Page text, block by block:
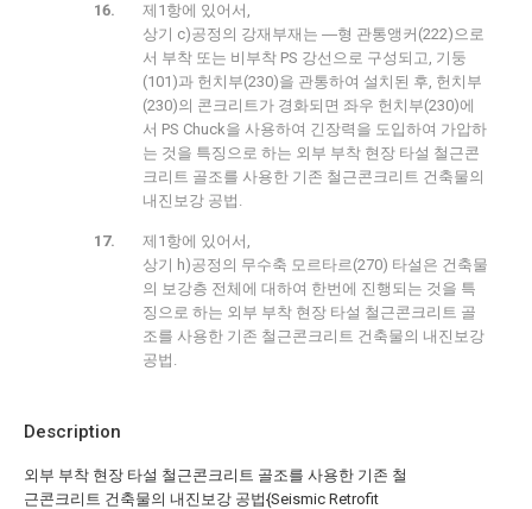
Description
외부 부착 현장 타설 철근콘크리트 골조를 사용한 기존 철
근콘크리트 건축물의 내진보강 공법{Seismic Retrofit
제1항에 있어서,
상기 c)공정의 강재부재는 ―형 관통앵커(222)으로
서 부착 또는 비부착 PS 강선으로 구성되고, 기둥
(101)과 헌치부(230)을 관통하여 설치된 후, 헌치부
(230)의 콘크리트가 경화되면 좌우 헌치부(230)에
서 PS Chuck을 사용하여 긴장력을 도입하여 가압하
는 것을 특징으로 하는 외부 부착 현장 타설 철근콘
크리트 골조를 사용한 기존 철근콘크리트 건축물의
내진보강 공법.
제1항에 있어서,
상기 h)공정의 무수축 모르타르(270) 타설은 건축물
의 보강층 전체에 대하여 한번에 진행되는 것을 특
징으로 하는 외부 부착 현장 타설 철근콘크리트 골
조를 사용한 기존 철근콘크리트 건축물의 내진보강
공법.